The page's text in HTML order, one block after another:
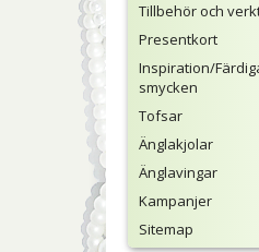
Tillbehör och
Presentkort
Inspiration/
smycken
Tofsar
Änglakjolar
Änglavingar
Kampanjer
Sitemap